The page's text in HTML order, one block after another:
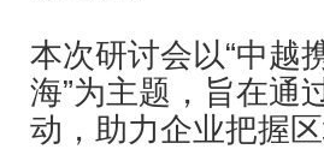
本次研讨会以“中越
海”为主题，旨在通
动，助力企业把握区